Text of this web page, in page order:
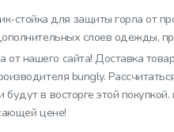
для защиты горла от
слоев одежды,
нашего сайта! Доставка
bungly.
в восторге этой
цене!